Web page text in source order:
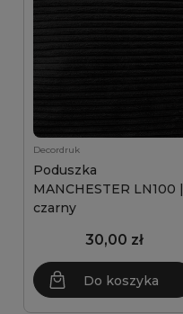
Decordruk
Poduszka
MANCHESTER LN100 |
czarny
30,00 zł
Do koszyka